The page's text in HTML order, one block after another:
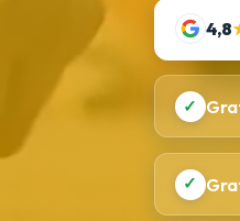
4,8
✓
✓